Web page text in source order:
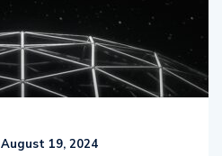
August 19, 2024